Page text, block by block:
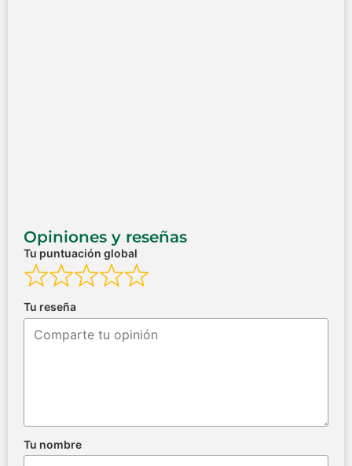
Opiniones y reseñas
Tu puntuación global
Tu reseña
Tu nombre